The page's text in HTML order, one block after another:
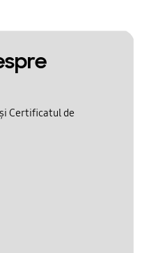
Certificatul de